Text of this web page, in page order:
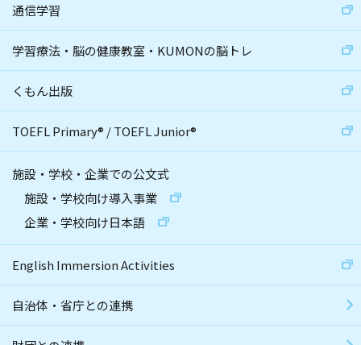
通信学習
学習療法・脳の健康教室・KUMONの脳トレ
くもん出版
TOEFL Primary® /TOEFL Junior®
施設・学校・企業での公文式
施設・学校向け導入事業
企業・学校向け日本語
English Immersion Activities
自治体・省庁との連携